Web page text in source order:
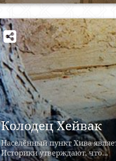
Колодец Хейвак
Населённый пункт Хива
Историки утверждают, что...